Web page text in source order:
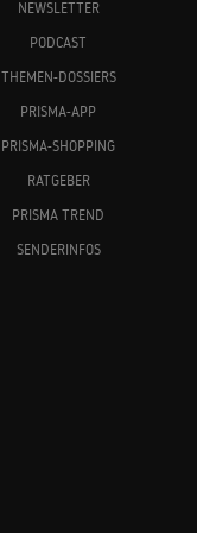
NEWSLETTER
PODCAST
THEMEN-DOSSIERS
PRISMA-APP
PRISMA-SHOPPING
RATGEBER
PRISMA TREND
SENDERINFOS